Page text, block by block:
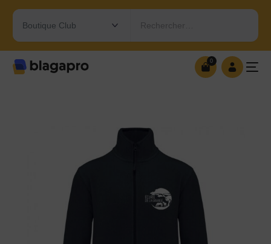
Rechercher…
0